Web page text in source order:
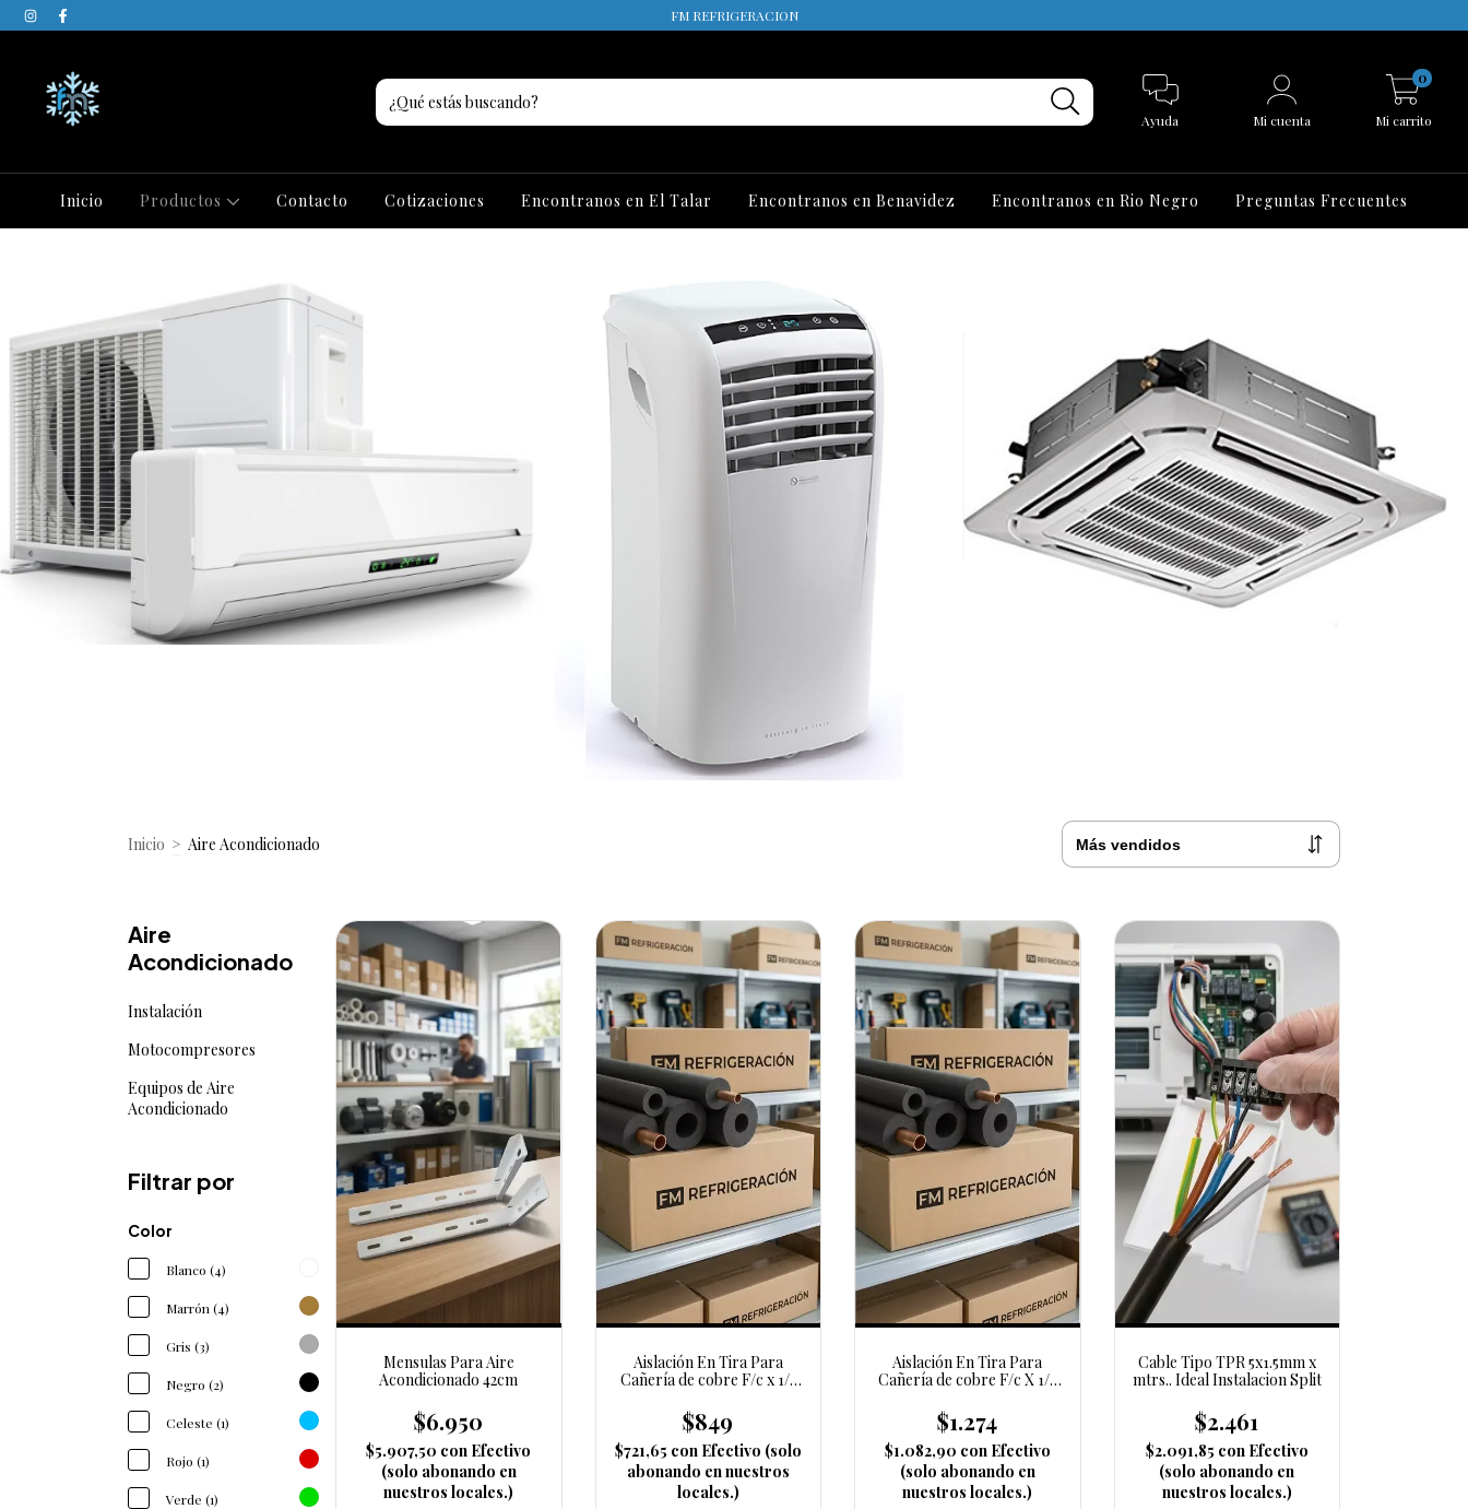
FM REFRIGERACION
Ayuda Mi cuenta Mi carrito
0
Inicio Productos Contacto Cotizaciones Encontranos en El Talar Encontranos en Benavidez Encontranos en Rio Negro Preguntas Frecuentes
Inicio > Aire Acondicionado
Aire
Acondicionado
Instalación
Motocompresores
Equipos de Aire
Acondicionado
Filtrar por
Color
Blanco (4)
Marrón (4)
Gris (3)
Negro (2)
Celeste (1)
Rojo (1)
Verde (1)
Mensulas Para Aire
Acondicionado 42cm
$6.950
$5.907,50 con Efectivo
(solo abonando en
nuestros locales.)
Aislación En Tira Para
Cañería de cobre F/c x 1/4
$849
$721,65 con Efectivo (solo
abonando en nuestros
locales.)
Aislación En Tira Para
Cañería de cobre F/c X 1/2
$1.274
$1.082,90 con Efectivo
(solo abonando en
nuestros locales.)
Cable Tipo TPR 5x1.5mm x
mtrs.. Ideal Instalacion Split
$2.461
$2.091,85 con Efectivo
(solo abonando en
nuestros locales.)